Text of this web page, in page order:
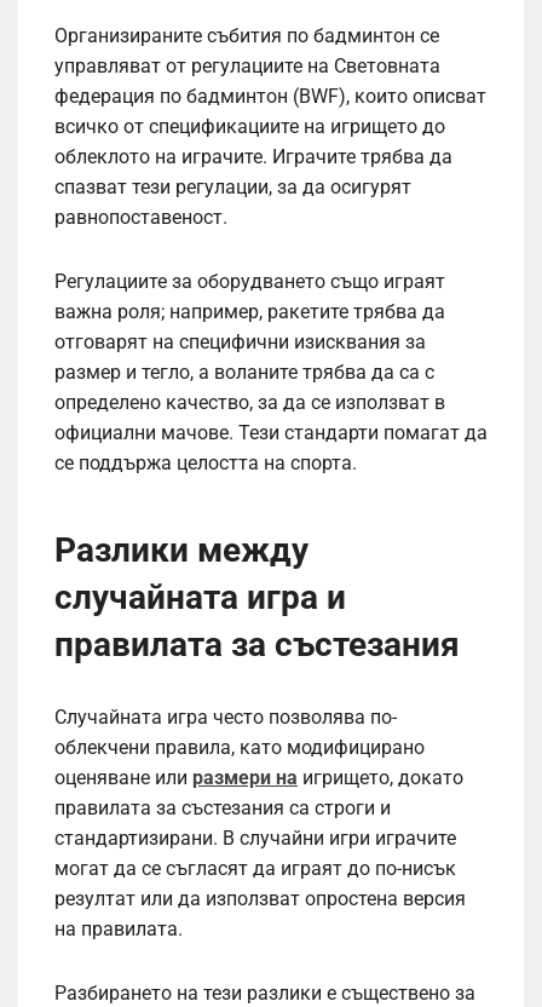
Организираните събития по бадминтон се
управляват от регулациите на Световната
федерация по бадминтон (BWF), които описват
всичко от спецификациите на игрището до
облеклото на играчите. Играчите трябва да
спазват тези регулации, за да осигурят
равнопоставеност.
Регулациите за оборудването също играят
важна роля; например, ракетите трябва да
отговарят на специфични изисквания за
размер и тегло, а воланите трябва да са с
определено качество, за да се използват в
официални мачове. Тези стандарти помагат да
се поддържа целостта на спорта.
Разлики между
случайната игра и
правилата за състезания
Случайната игра често позволява по-
облекчени правила, като модифицирано
оценяване или размери на игрището, докато
правилата за състезания са строги и
стандартизирани. В случайни игри играчите
могат да се съгласят да играят до по-нисък
резултат или да използват опростена версия
на правилата.
Разбирането на тези разлики е съществено за